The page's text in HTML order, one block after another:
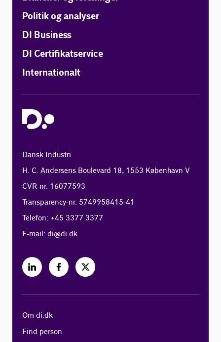
Politik og analyser
DI Business
DI Certifikatservice
Internationalt
Dansk Industri
H. C. Andersens Boulevard 18, 1553 København V
CVR-nr. 16077593
Transparency-nr. 5749958415-41
Telefon: +45 3377 3377
E-mail:di@di.dk
Om di.dk
Find person